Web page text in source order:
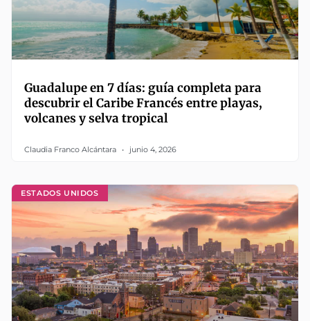
Guadalupe en 7 días: guía completa para
descubrir el Caribe Francés entre playas,
volcanes y selva tropical
Claudia Franco Alcántara junio 4, 2026
ESTADOS UNIDOS